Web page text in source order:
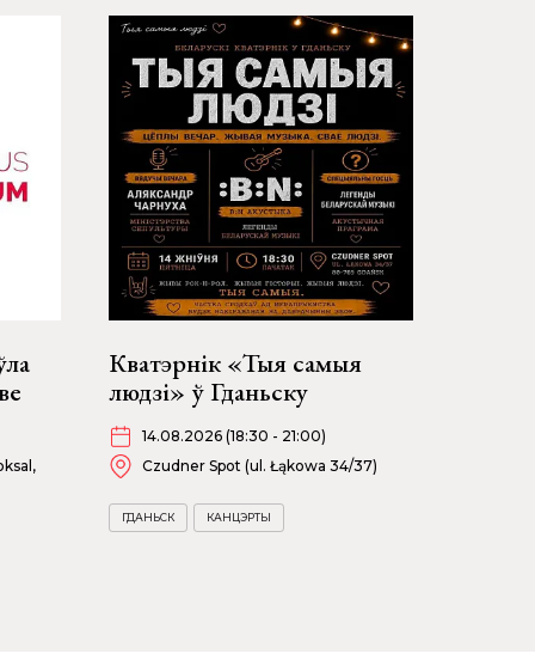
Кватэрнік «Тыя самыя
людзі» ў Гданьску
14.08.2026 (18:30 - 21:00)
Czudner Spot (ul. Łąkowa 34/37)
ГДАНЬСК КАНЦЭРТЫ